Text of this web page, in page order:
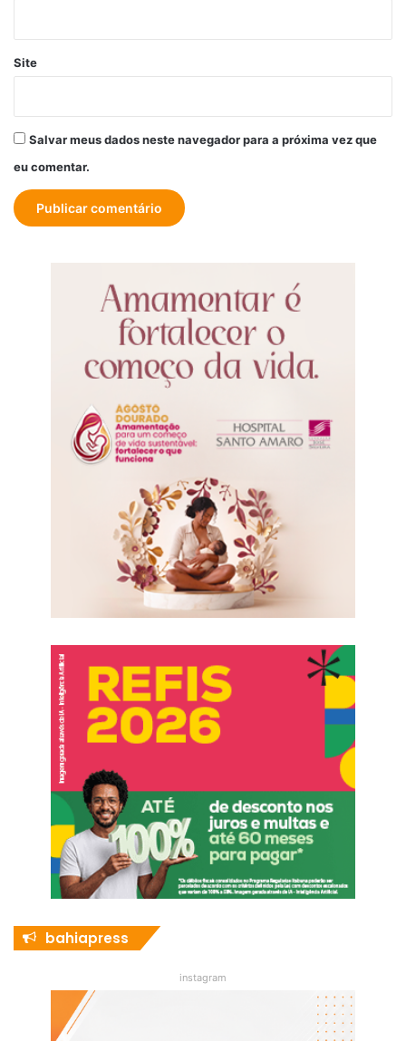
Site
Salvar meus dados neste navegador para a próxima vez que
eu comentar.
bahiapress
instagram